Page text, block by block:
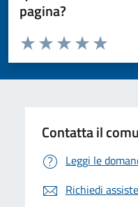
pagina?
Valuta da 1 a 5 stelle la pagina
Valuta 5
Valuta 4
Valuta 3 stelle
Valuta 2 stelle su 5
Valuta 1 stelle su 5
Contatta il
Leggi le
Richiedi